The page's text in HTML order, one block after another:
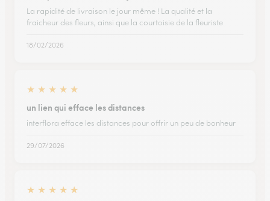
La rapidité de livraison le jour même ! La qualité et la
fraicheur des fleurs, ainsi que la courtoisie de la fleuriste
18/02/2026
★ ★ ★ ★ ★
un lien qui efface les distances
interflora efface les distances pour offrir un peu de bonheur
29/07/2026
★ ★ ★ ★ ★